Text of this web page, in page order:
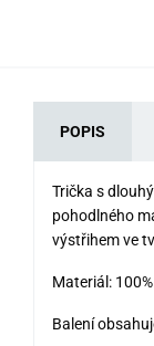
POPIS
Trička s
pohodlného
výstřihem ve
Materiál:
Balení